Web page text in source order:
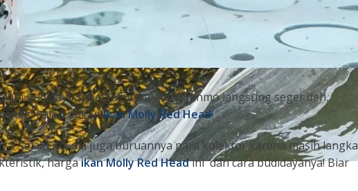
budidaya sebelah barat, mata Minmo langsung seger deh.
lagi kalau bukanIkan Molly Red Head!
Selain itu, dia juga buruannya para kolektor karena masih langka
hargaikan Molly Red Headini dan cara budidayanya! Biar